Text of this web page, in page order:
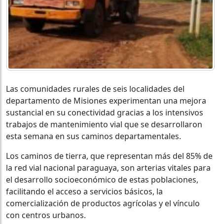
Las comunidades rurales de seis localidades del
departamento de Misiones experimentan una mejora
sustancial en su conectividad gracias a los intensivos
trabajos de mantenimiento vial que se desarrollaron
esta semana en sus caminos departamentales.
Los caminos de tierra, que representan más del 85% de
la red vial nacional paraguaya, son arterias vitales para
el desarrollo socioeconómico de estas poblaciones,
facilitando el acceso a servicios básicos, la
comercialización de productos agrícolas y el vínculo
con centros urbanos.